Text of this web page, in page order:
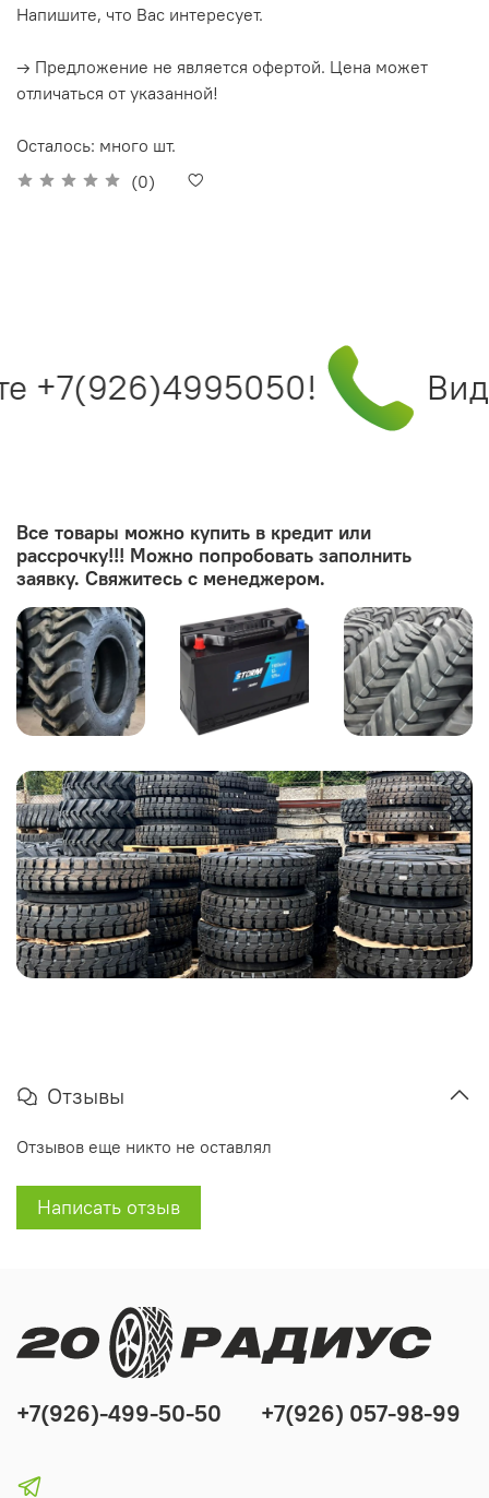
(0)
Напишите, что Вас интересует.
→ Предложение не является офертой. Цена может
отличаться от указанной!
Осталось: много шт.
+7(926)4995050!
Все товары можно купить в кредит или
рассрочку!!! Можно попробовать заполнить
заявку. Свяжитесь с менеджером.
Отзывы
Отзывов еще никто не оставлял
Написать отзыв
+7(926)-499-50-50 +7(926) 057-98-99